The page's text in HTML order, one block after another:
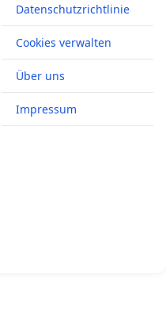
Datenschutzrichtlinie
Cookies verwalten
Über uns
Impressum